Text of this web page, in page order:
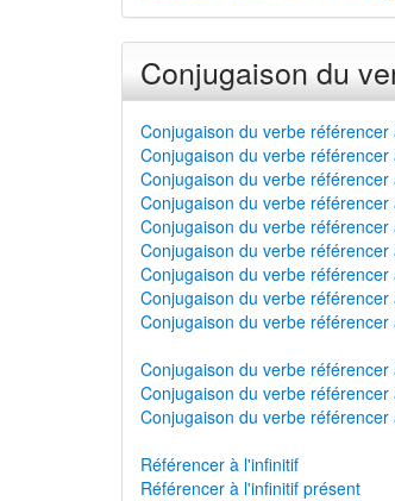
Conjugaison du
Conjugaison du verbe référencer
Conjugaison du verbe
Conjugaison du verbe
Conjugaison du verbe
Conjugaison du verbe
Conjugaison du verbe
Conjugaison du verbe
Conjugaison du verbe
Conjugaison du verbe
Conjugaison du verbe référencer
Conjugaison du verbe
Conjugaison du verbe
Référencer à l'infinitif
Référencer à l'infinitif présent